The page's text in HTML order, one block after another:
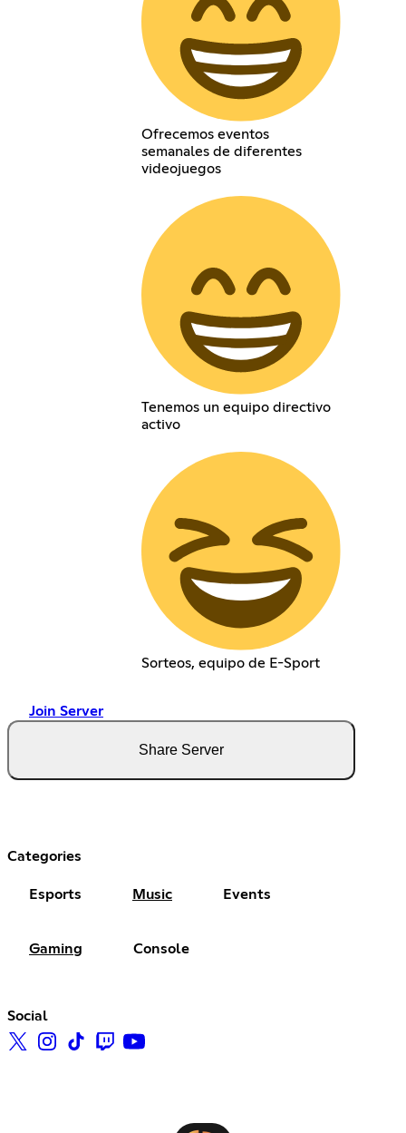
Ofrecemos eventos
semanales de diferentes
videojuegos
Tenemos un equipo directivo
activo
Sorteos, equipo de E-Sport
Join Server
Share Server
Categories
Esports Music Events
Gaming Console
Social